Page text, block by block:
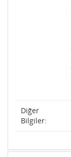
Diğer
Bilgiler: